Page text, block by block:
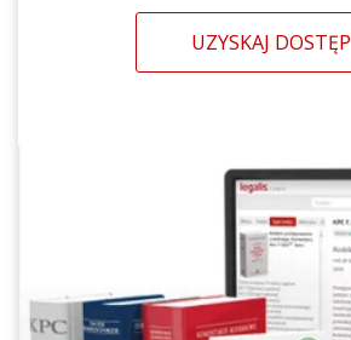
UZYSKAJ DOSTĘP